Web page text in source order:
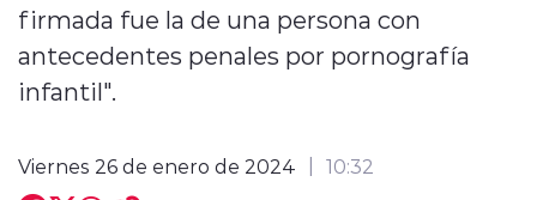
firmada fue la de una persona con
antecedentes penales por pornografía
infantil".
Viernes 26 de enero de 2024 10:32